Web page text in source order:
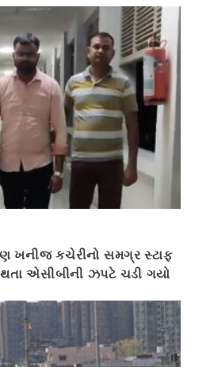
ખનીજ કચેરીનો સમગ્ર સ્ટાફ
થતા એસીબીની ઝપટે ચડી ગયો